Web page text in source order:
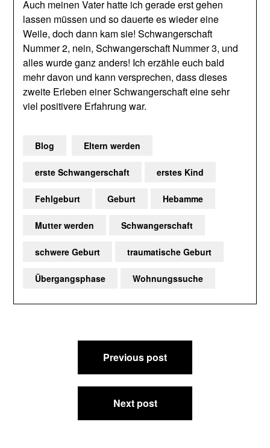
Auch meinen Vater hatte ich gerade erst gehen
lassen müssen und so dauerte es wieder eine
Weile, doch dann kam sie! Schwangerschaft
Nummer 2, nein, Schwangerschaft Nummer 3, und
alles wurde ganz anders! Ich erzähle euch bald
mehr davon und kann versprechen, dass dieses
zweite Erleben einer Schwangerschaft eine sehr
viel positivere Erfahrung war.
Blog Eltern werden
erste Schwangerschaft erstes Kind
Fehlgeburt Geburt Hebamme
Mutter werden Schwangerschaft
schwere Geburt traumatische Geburt
Übergangsphase Wohnungssuche
Beitragsnavigation
Previous post
Next post